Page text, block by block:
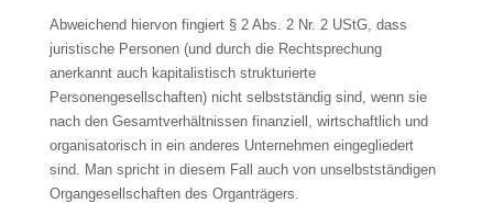
Abweichend hiervon fingiert § 2 Abs. 2 Nr. 2 UStG, dass
juristische Personen (und durch die Rechtsprechung
anerkannt auch kapitalistisch strukturierte
Personengesellschaften) nicht selbstständig sind, wenn sie
nach den Gesamtverhältnissen finanziell, wirtschaftlich und
organisatorisch in ein anderes Unternehmen eingegliedert
sind. Man spricht in diesem Fall auch von unselbstständigen
Organgesellschaften des Organträgers.